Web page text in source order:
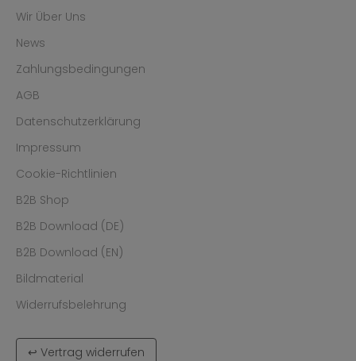
Wir Über Uns
News
Zahlungsbedingungen
AGB
Datenschutzerklärung
Impressum
Cookie-Richtlinien
B2B Shop
B2B Download (DE)
B2B Download (EN)
Bildmaterial
Widerrufsbelehrung
↩ Vertrag widerrufen